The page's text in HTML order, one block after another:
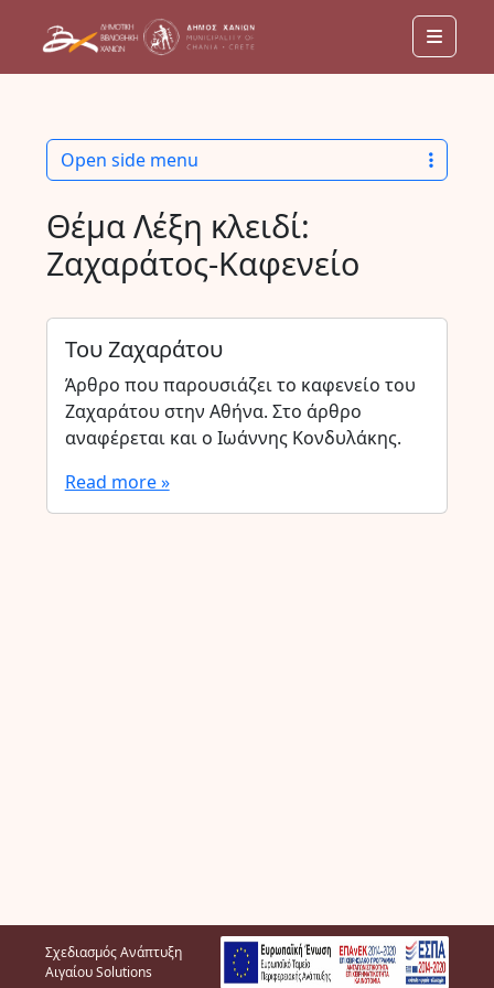
Menu
Θέμα Λέξη κλειδί:
Ζαχαράτος-Καφενείο
Του Ζαχαράτου
Άρθρο που παρουσιάζει το καφενείο του
Ζαχαράτου στην Αθήνα. Στο άρθρο
αναφέρεται και ο Ιωάννης Κονδυλάκης.
Read more »
Open side menu
Σχεδιασμός Ανάπτυξη
Αιγαίου Solutions